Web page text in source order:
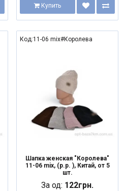
Купить
Код:11-06 mix#Королева
Шапка женская "Королева"
11-06 mix, (р.р. ), Китай, от 5
шт.
За од: 122грн.